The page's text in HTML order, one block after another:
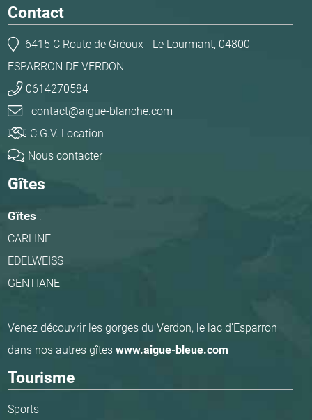
Contact
6415 C Route de Gréoux - Le Lourmant, 04800
ESPARRON DE VERDON
0614270584
contact@aigue-blanche.com
C.G.V. Location
Nous contacter
Gîtes
Gîtes :
CARLINE
EDELWEISS
GENTIANE
Venez découvrir les gorges du Verdon, le lac d’Esparron
dans nos autres gîteswww.aigue-bleue.com
Tourisme
Sports